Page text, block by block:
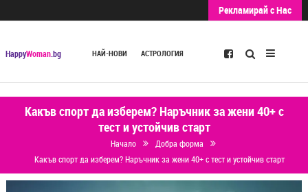
Рекламирай с Нас
HappyWoman.bg НАЙ-НОВИ АСТРОЛОГИЯ Търсене
Какъв спорт да изберем? Наръчник за жени 40+ с
тест и устойчив старт
Начало
Добра форма
Какъв спорт да изберем? Наръчник за жени 40+ с тест и устойчив старт